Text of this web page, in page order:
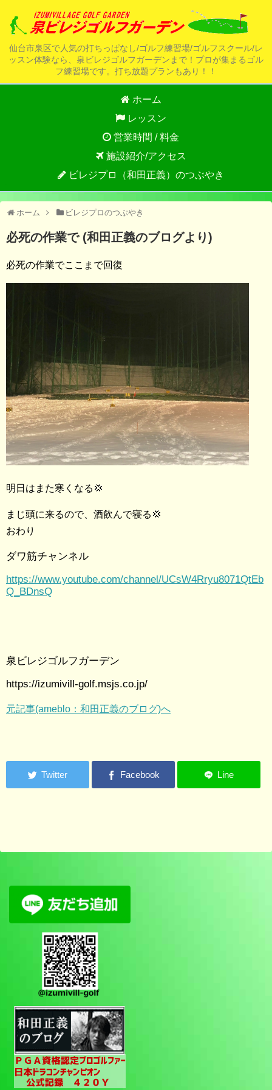
仙台市泉区で人気の打ちっぱなし/ゴルフ練習場/ゴルフスクール/レ
ッスン体験なら、泉ビレジゴルフガーデンまで！プロが集まるゴル
フ練習場です。打ち放題プランもあり！！
ホーム
レッスン
営業時間 / 料金
施設紹介/アクセス
ビレジプロ（和田正義）のつぶやき
ホーム ビレジプロのつぶやき
必死の作業で (和田正義のブログより)
必死の作業でここまで回復
明日はまた寒くなる💢
まじ頭に来るので、酒飲んで寝る💢
おわり
ダワ筋チャンネル
https://www.youtube.com/channel/UCsW4Rryu8071QtEb
Q_BDnsQ
泉ビレジゴルフガーデン
https://izumivill-golf.msjs.co.jp/
元記事(ameblo：和田正義のブログ)へ